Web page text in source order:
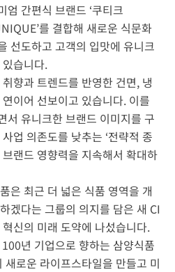
엄 간편식 브랜드 ‘쿠티크
를 결합해 새로운 식문화
선도하고 고객의 입맛에 유니크
습니다.
향과 트렌드를 반영한 건면, 냉
이어 선보이고 있습니다. 이를
서 유니크한 브랜드 이미지를 구
업 의존도를 낮추는 ‘전략적 종
랜드 영향력을 지속해서 확대하
은 최근 더 넓은 식품 영역을 개
겠다는 그룹의 의지를 담은 새 CI
혁신의 미래 도약에 나섰습니다.
년 기업으로 향하는 삼양식품
로운 라이프스타일을 만들고 미